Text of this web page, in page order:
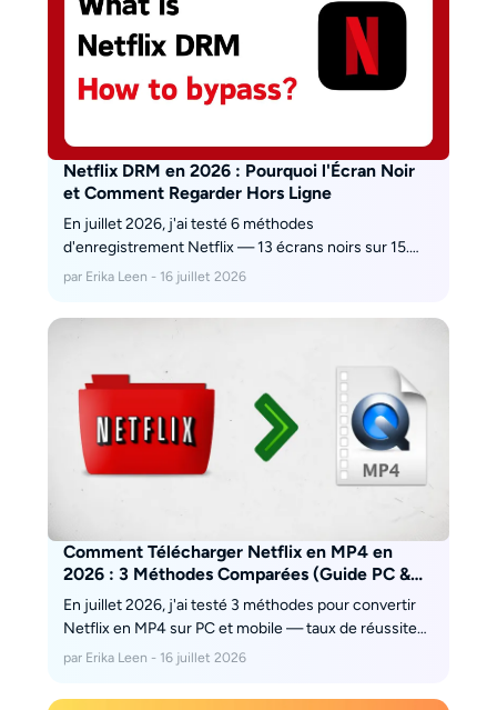
Netflix DRM en 2026 : Pourquoi l'Écran Noir
et Comment Regarder Hors Ligne
En juillet 2026, j'ai testé 6 méthodes
d'enregistrement Netflix — 13 écrans noirs sur 15.
Comprenez HDCP 2.2, Widevine L3 et découvrez
audio EAC3 sans capture d'écran.
par Erika Leen - 16 juillet 2026
Comment Télécharger Netflix en MP4 en
2026 : 3 Méthodes Comparées (Guide PC &
Mobile)
En juillet 2026, j'ai testé 3 méthodes pour convertir
Netflix en MP4 sur PC et mobile — taux de réussite
DRM, qualité 1080p, expiration NFV et risque écran
permanent sans DRM résiduel.
par Erika Leen - 16 juillet 2026